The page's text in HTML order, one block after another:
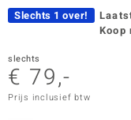
Slechts 1 over!
Koop
slechts
€ 79,-
Prijs inclusief btw